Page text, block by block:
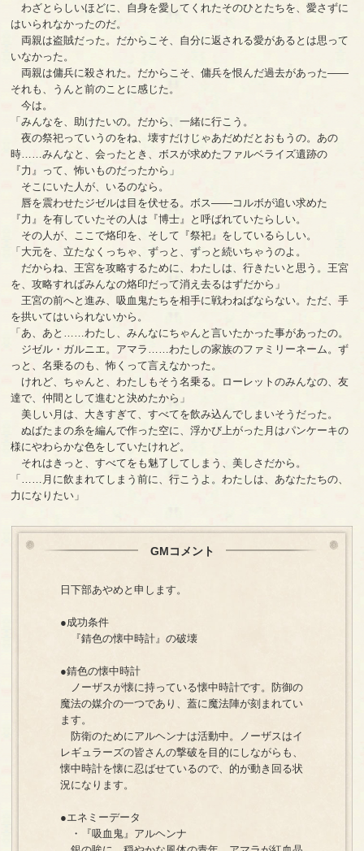
わざとらしいほどに、自身を愛してくれたそのひとたちを、愛さずに
はいられなかったのだ。
両親は盗賊だった。だからこそ、自分に返される愛があるとは思って
いなかった。
両親は傭兵に殺された。だからこそ、傭兵を恨んだ過去があった――
それも、うんと前のことに感じた。
今は。
「みんなを、助けたいの。だから、一緒に行こう。
夜の祭祀っていうのをね、壊すだけじゃあだめだとおもうの。あの
時……みんなと、会ったとき、ボスが求めたファルベライズ遺跡の
『力』って、怖いものだったから」
そこにいた人が、いるのなら。
唇を震わせたジゼルは目を伏せる。ボス――コルボが追い求めた
『力』を有していたその人は『博士』と呼ばれていたらしい。
その人が、ここで烙印を、そして『祭祀』をしているらしい。
「大元を、立たなくっちゃ、ずっと、ずっと続いちゃうのよ。
だからね、王宮を攻略するために、わたしは、行きたいと思う。王宮
を、攻略すればみんなの烙印だって消え去るはずだから」
王宮の前へと進み、吸血鬼たちを相手に戦わねばならない。ただ、手
を拱いてはいられないから。
「あ、あと……わたし、みんなにちゃんと言いたかった事があったの。
ジゼル・ガルニエ。アマラ……わたしの家族のファミリーネーム。ず
っと、名乗るのも、怖くって言えなかった。
けれど、ちゃんと、わたしもそう名乗る。ローレットのみんなの、友
達で、仲間として進むと決めたから」
美しい月は、大きすぎて、すべてを飲み込んでしまいそうだった。
ぬばたまの糸を編んで作った空に、浮かび上がった月はパンケーキの
様にやわらかな色をしていたけれど。
それはきっと、すべてをも魅了してしまう、美しさだから。
「……月に飲まれてしまう前に、行こうよ。わたしは、あなたたちの、
力になりたい」
GMコメント
日下部あやめと申します。
●成功条件
『錆色の懐中時計』の破壊
●錆色の懐中時計
ノーザスが懐に持っている懐中時計です。防御の
魔法の媒介の一つであり、蓋に魔法陣が刻まれてい
ます。
防衛のためにアルヘンナは活動中。ノーザスはイ
レギュラーズの皆さんの撃破を目的にしながらも、
懐中時計を懐に忍ばせているので、的が動き回る状
況になります。
●エネミーデータ
・『吸血鬼』アルヘンナ